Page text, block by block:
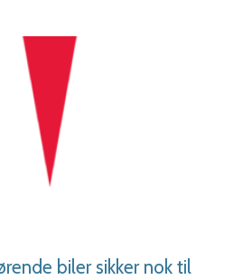
biler sikker nok til